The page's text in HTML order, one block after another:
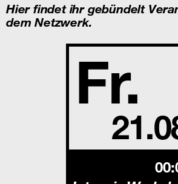
Hier findet ihr gebündelt
dem Netzwerk.
Fr.